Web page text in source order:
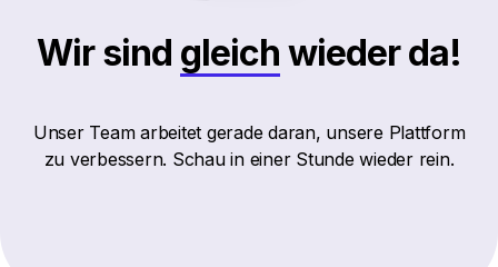
Wir sind gleich wieder da!
Unser Team arbeitet gerade daran, unsere Plattform
zu verbessern. Schau in einer Stunde wieder rein.